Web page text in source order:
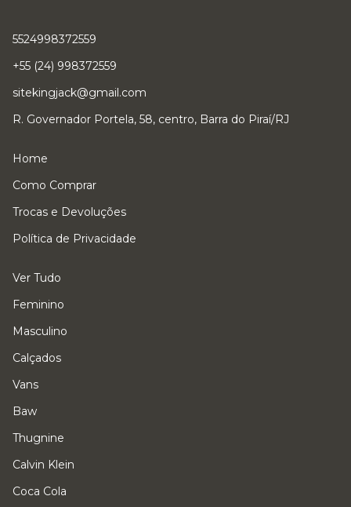
5524998372559
+55 (24) 998372559
sitekingjack@gmail.com
R. Governador Portela, 58, centro, Barra do Piraí/RJ
Home
Como Comprar
Trocas e Devoluções
Política de Privacidade
Ver Tudo
Feminino
Masculino
Calçados
Vans
Baw
Thugnine
Calvin Klein
Coca Cola